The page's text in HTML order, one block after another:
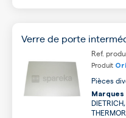
Verre de porte
Ref.
Produit
Pièces